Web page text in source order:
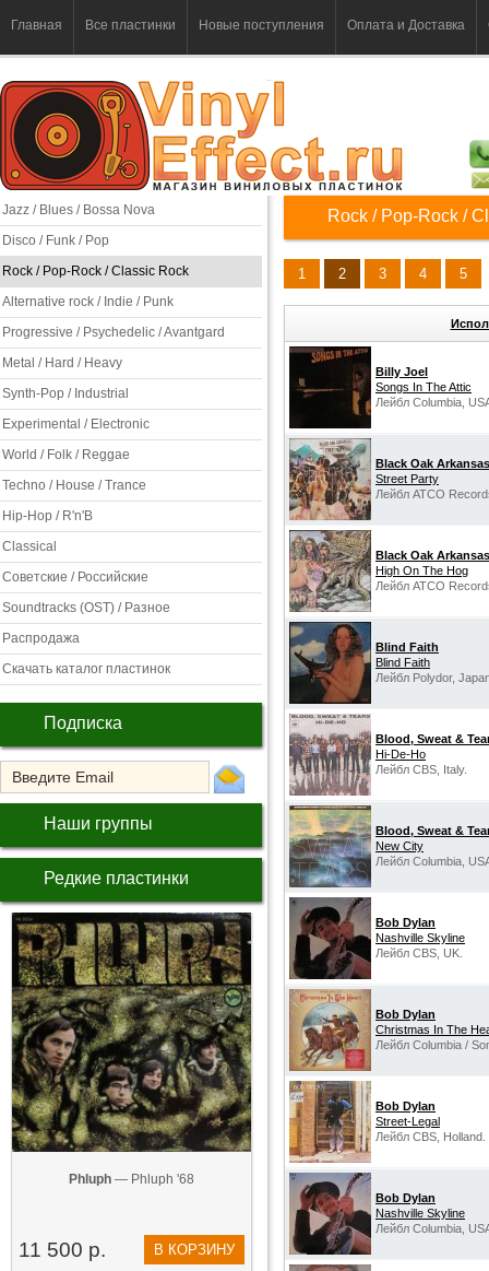
Главная Все пластинки Новые поступления Оплата и Доставка
Jazz / Blues / Bossa Nova
Disco / Funk / Pop
Rock / Pop-Rock / Classic Rock
Alternative rock / Indie / Punk
Progressive / Psychedelic / Avantgard
Metal / Hard / Heavy
Synth-Pop / Industrial
Experimental / Electronic
World / Folk / Reggae
Techno / House / Trance
Hip-Hop / R'n'B
Classical
Советские / Российские
Soundtracks (OST) / Разное
Распродажа
Скачать каталог пластинок
Подписка
Наши группы
Редкие пластинки
Phluph — Phluph '68
11 500 р. В КОРЗИНУ
Rock / Pop-Rock /
1 2 3 4 5
Billy Joel
Songs In The Attic
Лейбл Columbia,
Black Oak Arkansas
Street Party
Лейбл ATCO
Black Oak Arkansas
High On The Hog
Лейбл ATCO
Blind Faith
Blind Faith
Лейбл Polydor,
Blood, Sweat &
Hi-De-Ho
Лейбл CBS, Italy.
Blood, Sweat &
New City
Лейбл Columbia,
Bob Dylan
Nashville Skyline
Лейбл CBS, UK.
Bob Dylan
Christmas In The
Лейбл Columbia /
Bob Dylan
Street-Legal
Лейбл CBS, Holland.
Bob Dylan
Nashville Skyline
Лейбл Columbia,